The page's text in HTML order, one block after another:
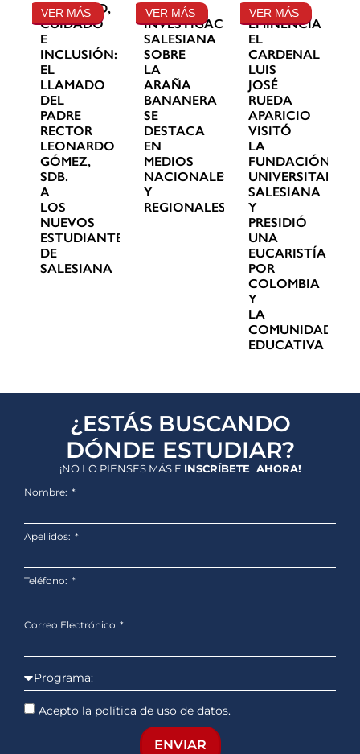
GRATITUD,
CUIDADO
E
INCLUSIÓN:
EL
LLAMADO
DEL
PADRE
RECTOR
LEONARDO
GÓMEZ,
SDB.
A
LOS
NUEVOS
ESTUDIANTES
DE
SALESIANA
VER MÁS
LA
INVESTIGACIÓN
SALESIANA
SOBRE
LA
ARAÑA
BANANERA
SE
DESTACA
EN
MEDIOS
NACIONALES
Y
REGIONALES
VER MÁS
SU
EMINENCIA
EL
CARDENAL
LUIS
JOSÉ
RUEDA
APARICIO
VISITÓ
LA
FUNDACIÓN
UNIVERSITARIA
SALESIANA
Y
PRESIDIÓ
UNA
EUCARISTÍA
POR
COLOMBIA
Y
LA
COMUNIDAD
EDUCATIVA
VER MÁS
¿ESTÁS BUSCANDO
DÓNDE ESTUDIAR?
¡NO LO PIENSES MÁS E INSCRÍBETE AHORA!
Nombre:
Apellidos:
Teléfono:
Correo Electrónico
Acepto la política de uso de datos.
ENVIAR